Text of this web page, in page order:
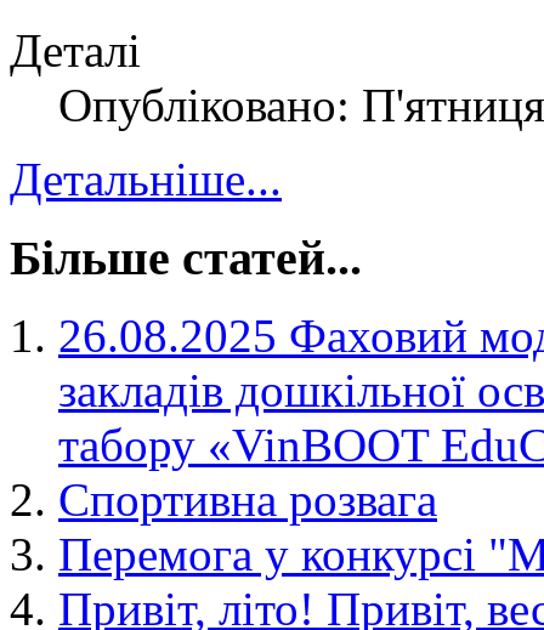
Деталі
Опубліковано:
Детальніше...
Більше статей...
26.08.2025 Фаховий
закладів дошкільної
табору «VinBOOT
Спортивна розвага
Перемога у конкурсі
Привіт, літо! Привіт,